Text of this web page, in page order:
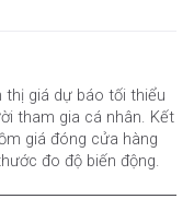
thị giá dự báo tối thiểu
tham gia cá nhân. Kết
giá đóng cửa hàng
đo độ biến động.